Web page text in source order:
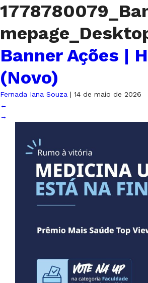
Banner Ações |
(Novo)
Fernada Iana Souza | 14 de maio de 2026
←
→